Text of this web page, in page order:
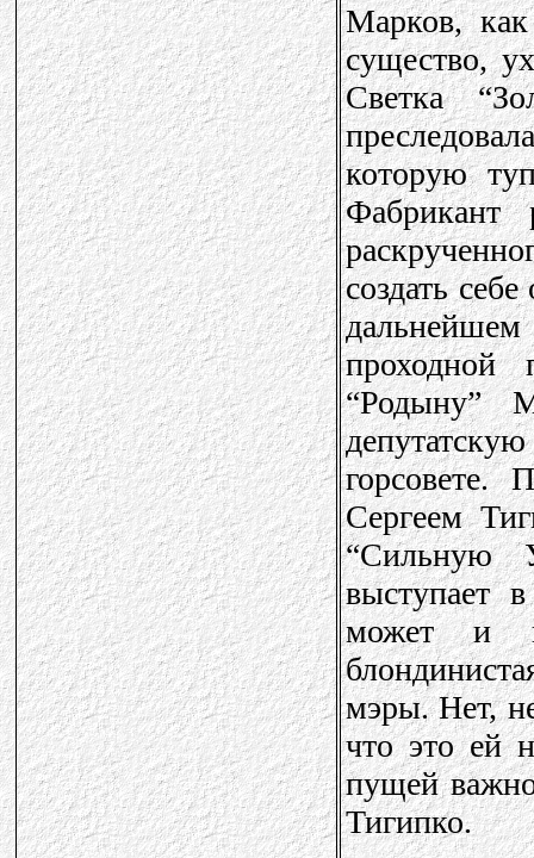
Марков, как
существо,
Светка
которую
Фабрикант
создать
проходной
“Родыну”
горсовете.
Сергеем
“Сильную
выступает
может и в
мэры. Нет,
что это ей
пущей
Тигипко.